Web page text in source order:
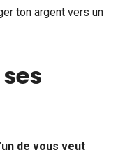
ton argent vers un
de vous veut